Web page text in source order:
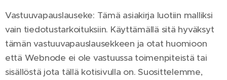
Vastuuvapauslauseke: Tämä asiakirja luotiin malliksi
vain tiedotustarkoituksiin. Käyttämällä sitä hyväksyt
tämän vastuuvapauslausekkeen ja otat huomioon
että Webnode ei ole vastuussa toimenpiteistä tai
sisällöstä jota tällä kotisivulla on. Suosittelemme,